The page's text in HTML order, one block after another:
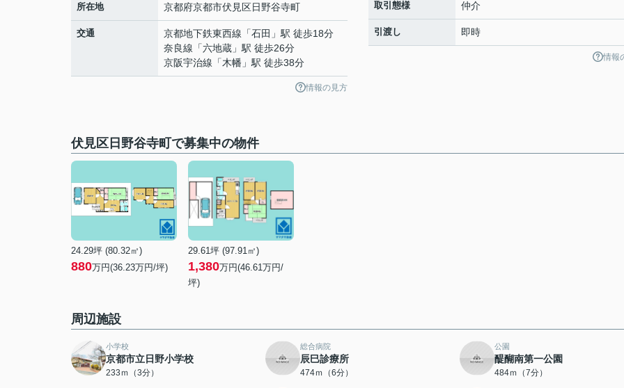
所在地 京都府京都市伏見区日野谷寺町
交通 京都地下鉄東西線 「石田 」駅 徒歩18分
奈良線 「六地蔵 」駅 徒歩26分
京阪宇治線 「木幡 」駅 徒歩38分
情報の見方
取引態様 仲介
引渡し 即時
情報
伏見区日野谷寺町で募集中の物件
24.29坪 (80.32㎡)
880万円(36.23万円/坪)
29.61坪 (97.91㎡)
1,380万円(46.61万円/
坪)
周辺施設
小学校
京都市立日野小学校
233ｍ（3分）
総合病院
辰巳診療所
474ｍ（6分）
公園
醍醐南第一公園
484ｍ（7分）